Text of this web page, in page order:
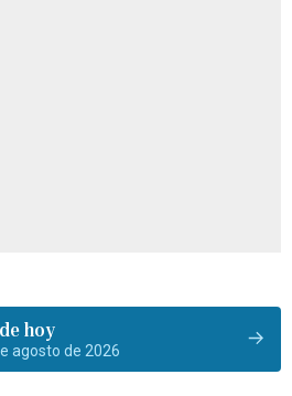
hoy
agosto de 2026